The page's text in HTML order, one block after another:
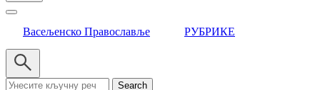
Васељенско Православље РУБРИКЕ
Search